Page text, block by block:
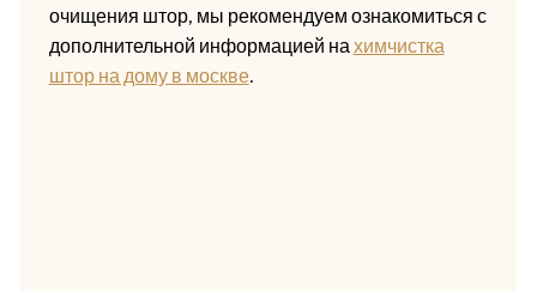
очищения штор, мы рекомендуем ознакомиться с
дополнительной информацией нахимчистка
штор на дому в москве.